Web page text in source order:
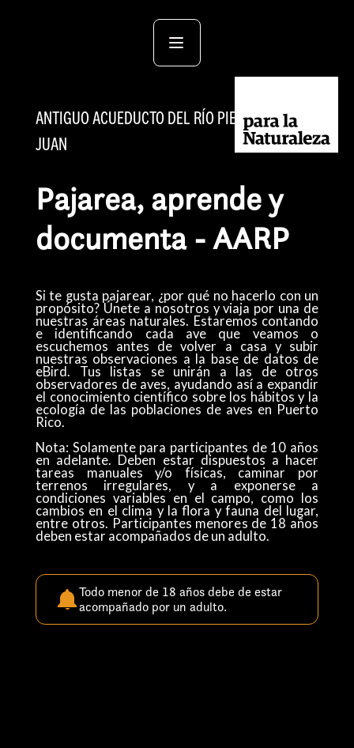
ANTIGUO ACUEDUCTO DEL RÍO PIEDRAS, SAN
JUAN
Pajarea, aprende y
documenta - AARP
Si te gusta pajarear, ¿por qué no hacerlo con un
propósito? Únete a nosotros y viaja por una de
nuestras áreas naturales. Estaremos contando
e identificando cada ave que veamos o
escuchemos antes de volver a casa y subir
nuestras observaciones a la base de datos de
eBird. Tus listas se unirán a las de otros
observadores de aves, ayudando así a expandir
el conocimiento científico sobre los hábitos y la
ecología de las poblaciones de aves en Puerto
Rico.
Nota: Solamente para participantes de 10 años
en adelante. Deben estar dispuestos a hacer
tareas manuales y/o físicas, caminar por
terrenos irregulares, y a exponerse a
condiciones variables en el campo, como los
cambios en el clima y la flora y fauna del lugar,
entre otros. Participantes menores de 18 años
deben estar acompañados de un adulto.
Todo menor de 18 años debe de estar
acompañado por un adulto.